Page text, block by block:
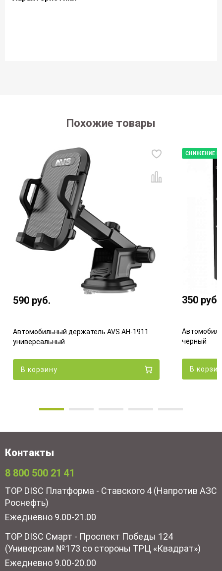
Похожие товары
590 руб.
Автомобильный держатель AVS AH-1911
универсальный
В корзину
СНИЖЕНИЕ
350 руб.
черный
В
Контакты
8 800 500 21 41
TOP DISC Платформа - Ставского 4 (Напротив АЗС
Роснефть)
Ежедневно 9.00-21.00
TOP DISC Смарт - Проспект Победы 124
(Универсам №173 со стороны ТРЦ «Квадрат»)
Ежедневно 9.00-20.00